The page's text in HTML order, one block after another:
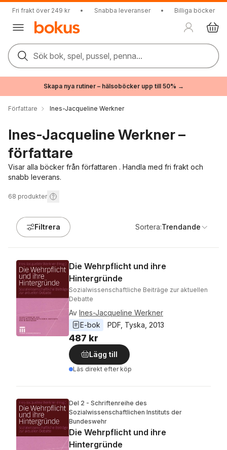
Fri frakt över 249 kr • Snabba leveranser • Billiga böcker
Sök bok, spel, pussel, penna...
Skapa nya rutiner – hälsoböcker upp till 50% →
Författare Ines-Jacqueline Werkner
Ines-Jacqueline Werkner –
författare
Visar alla böcker från författaren . Handla med fri frakt och
snabb leverans.
68 produkter
Filtrera Sortera:Trendande
Die Wehrpflicht und ihre
Hintergründe
Sozialwissenschaftliche Beiträge zur aktuellen
Debatte
Av Ines-Jacqueline Werkner
E-bok
PDF Tyska 2013
487 kr
Lägg till
Läs direkt efter köp
Del 2 - Schriftenreihe des
Sozialwissenschaftlichen Instituts der
Bundeswehr
Die Wehrpflicht und ihre
Hintergründe